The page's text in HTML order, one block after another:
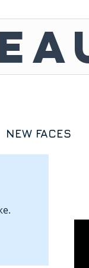
NEW FACES